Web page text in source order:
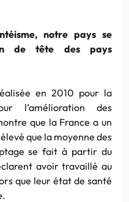
notre pays se
de tête des pays
en 2010 pour la
l’amélioration des
que la France a un
que la moyenne des
se fait à partir du
avoir travaillé au
que leur état de santé